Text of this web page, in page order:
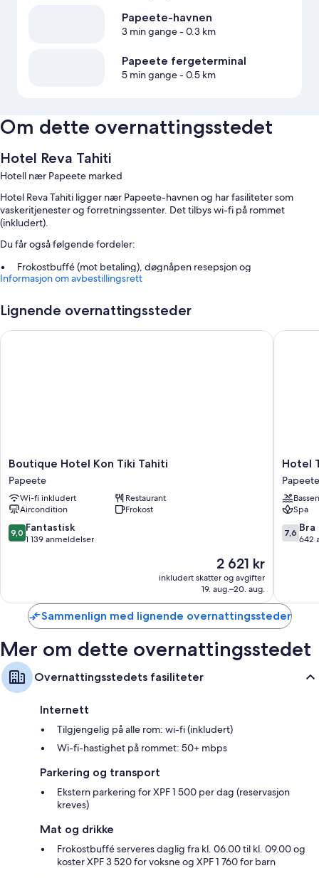
Papeete-havnen
3 min gange- 0.3 km
Papeete fergeterminal
5 min gange- 0.5 km
Om dette overnattingsstedet
Hotel Reva Tahiti
Hotell nær Papeete marked
Hotel Reva Tahiti ligger nær Papeete-havnen og har fasiliteter som
vaskeritjenester og forretningssenter. Det tilbys wi-fi på rommet
(inkludert).
Du får også følgende fordeler:
Frokostbuffé (mot betaling), døgnåpen resepsjon og
bagasjeoppbevaring
Arbeidsområder
Romfasiliteter
Informasjon om avbestillingsrett
Lignende overnattingssteder
Boutique
Hotel
Kon
Tiki
Tahiti
Papeete
Boutique Hotel Kon Tiki Tahiti
Papeete
Wi-fi inkludert
Restaurant
Aircondition
Frokost
9.0
av
9,0 Fantastisk
1 139 anmeldelser
Prisen
2 621 kr
2 621 kr
inkludert skatter og avgifter
19. aug.–20. aug.
Boutique Hotel Kon Tiki Tahiti
Hotel
Tahiti
Nui
Papeete
Hotel
Papeete
Spa
7.6
av
7,6 Bra
642
Hotel
Sammenlign med lignende overnattingssteder
Mer om dette overnattingsstedet
Overnattingsstedets fasiliteter
Internett
Tilgjengelig på alle rom: wi-fi (inkludert)
Wi-fi-hastighet på rommet: 50+ mbps
Parkering og transport
Ekstern parkering for XPF 1 500 per dag (reservasjon
kreves)
Mat og drikke
Frokostbuffé serveres daglig fra kl. 06.00 til kl. 09.00 og
koster XPF 3 520 for voksne og XPF 1 760 for barn